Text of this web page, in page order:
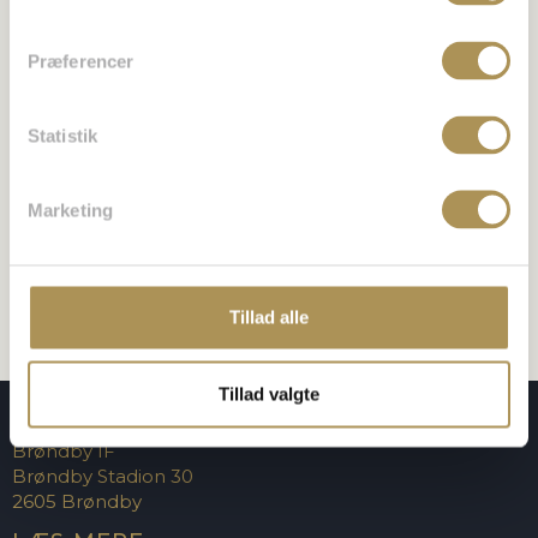
Præferencer
Statistik
Marketing
Tillad alle
Tillad valgte
E-mail
Websted
næste gang jeg kommenterer.
KONTAKT OS
Brøndby IF
Brøndby Stadion 30
2605 Brøndby